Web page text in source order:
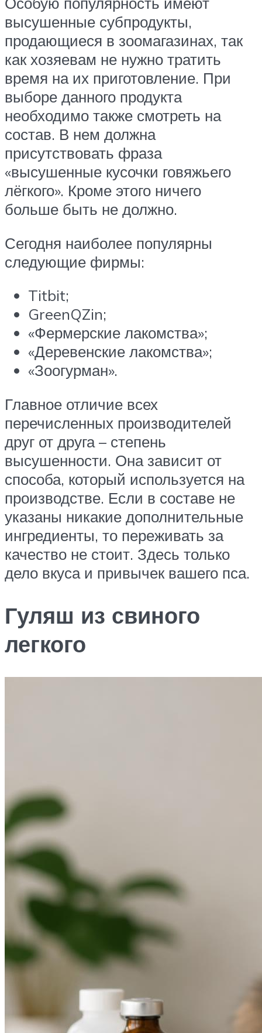
высушенные субпродукты,
продающиеся в зоомагазинах, так
как хозяевам не нужно тратить
время на их приготовление. При
выборе данного продукта
необходимо также смотреть на
состав. В нем должна
присутствовать фраза
«высушенные кусочки говяжьего
лёгкого». Кроме этого ничего
больше быть не должно.
Сегодня наиболее популярны
следующие фирмы:
Titbit;
GreenQZin;
«Фермерские лакомства»;
«Деревенские лакомства»;
«Зоогурман».
Главное отличие всех
перечисленных производителей
друг от друга – степень
высушенности. Она зависит от
способа, который используется на
производстве. Если в составе не
указаны никакие дополнительные
ингредиенты, то переживать за
качество не стоит. Здесь только
дело вкуса и привычек вашего пса.
Гуляш из свиного
легкого